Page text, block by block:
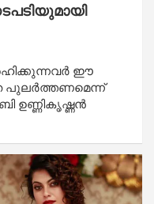
ഈ
പുലര്‍ത്തണമെന്ന്
ഉണ്ണികൃഷ്ണന്‍